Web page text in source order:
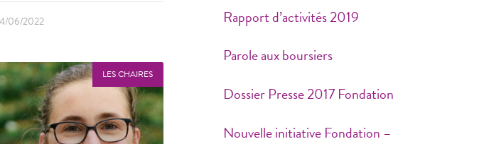
06/2022
LES CHAIRES
Rapport d’activités 2019
Parole aux boursiers
Dossier Presse 2017 Fondation
Nouvelle initiative Fondation –